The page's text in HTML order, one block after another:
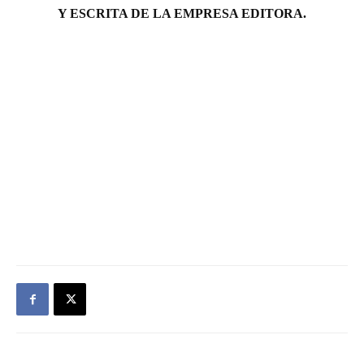
Y ESCRITA DE LA EMPRESA EDITORA.